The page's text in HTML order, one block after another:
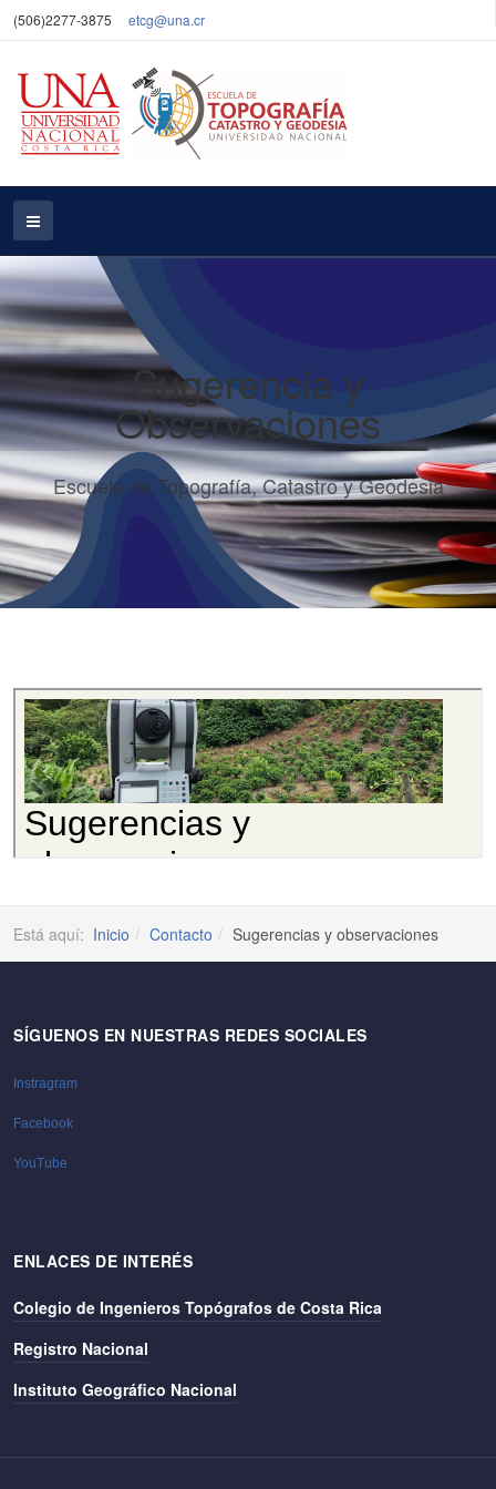
(506)2277-3875 etcg@una.cr
Sugerencia y
Observaciones
Escuela de Topografía, Catastro y Geodesia
Está aquí: Inicio Contacto Sugerencias y observaciones
SÍGUENOS EN NUESTRAS REDES SOCIALES
Instragram
Facebook
YouTube
ENLACES DE INTERÉS
Colegio de Ingenieros Topógrafos de Costa Rica
Registro Nacional
Instituto Geográfico Nacional